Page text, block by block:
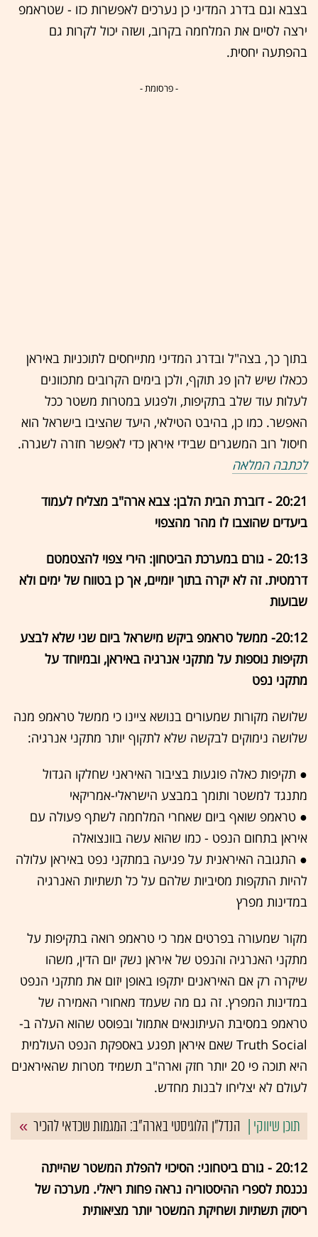
בצבא וגם בדרג המדיני כן נערכים לאפשרות כזו - שטראמפ
ירצה לסיים את המלחמה בקרוב, ושזה יכול לקרות גם
בהפתעה יחסית.
- פרסומת -
בתוך כך, בצה"ל ובדרג המדיני מתייחסים לתוכניות באיראן
ככאלו שיש להן פג תוקף, ולכן בימים הקרובים מתכוונים
לעלות עוד שלב בתקיפות, ולפגוע במטרות משטר ככל
האפשר. כמו כן, בהיבט הטילאי, היעד שהציבו בישראל הוא
חיסול רוב המשגרים שבידי איראן כדי לאפשר חזרה לשגרה.
לכתבה המלאה
20:21 - דוברת הבית הלבן: צבא ארה"ב מצליח לעמוד
ביעדים שהוצבו לו מהר מהצפוי
20:13 - גורם במערכת הביטחון: הירי צפוי להצטמטם
דרמטית. זה לא יקרה בתוך יומיים, אך כן בטווח של ימים ולא
שבועות
20:12- ממשל טראמפ ביקש מישראל ביום שני שלא לבצע
תקיפות נוספות על מתקני אנרגיה באיראן, ובמיוחד על
מתקני נפט
שלושה מקורות שמעורים בנושא ציינו כי ממשל טראמפ מנה
שלושה נימוקים לבקשה שלא לתקוף יותר מתקני אנרגיה:
● תקיפות כאלה פוגעות בציבור האיראני שחלקו הגדול
מתנגד למשטר ותומך במבצע הישראלי-אמריקאי
● טראמפ שואף ביום שאחרי המלחמה לשתף פעולה עם
איראן בתחום הנפט - כמו שהוא עשה בוונצואלה
● התגובה האיראנית על פגיעה במתקני נפט באיראן עלולה
להיות התקפות מסיביות שלהם על כל תשתיות האנרגיה
במדינות מפרץ
מקור שמעורה בפרטים אמר כי טראמפ רואה בתקיפות על
מתקני האנרגיה והנפט של איראן נשק יום הדין, משהו
שיקרה רק אם האיראנים יתקפו באופן יזום את מתקני הנפט
במדינות המפרץ. זה גם מה שעמד מאחורי האמירה של
טראמפ במסיבת העיתונאים אתמול ובפוסט שהוא העלה ב-
Truth Social שאם איראן תפגע באספקת הנפט העולמית
היא תוכה פי 20 יותר חזק וארה"ב תשמיד מטרות שהאיראנים
לעולם לא יצליחו לבנות מחדש.
הנדל"ן הלוגיסטי בארה"ב: המגמות שכדאי להכיר
20:12 - גורם ביטחוני: הסיכוי להפלת המשטר שהייתה
נכנסת לספרי ההיסטוריה נראה פחות ריאלי. מערכה של
ריסוק תשתיות ושחיקת המשטר יותר מציאותית